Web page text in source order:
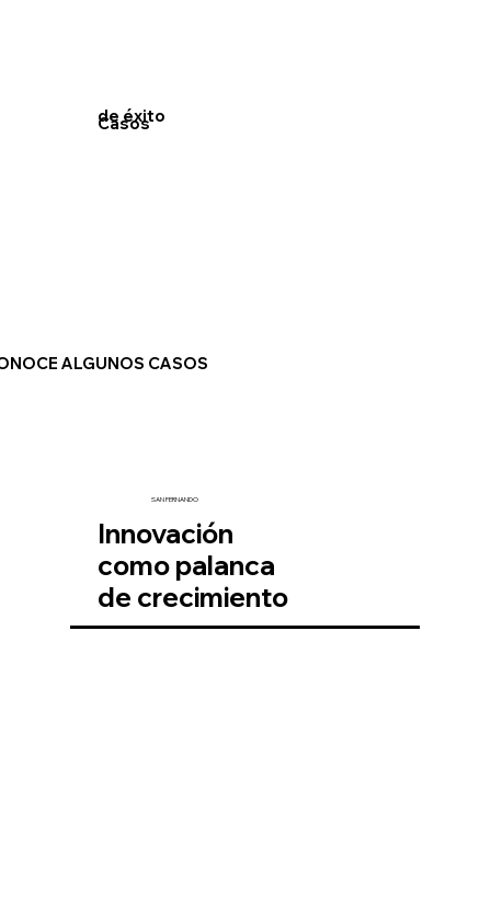
ALGUNOS CASOS
Casos
de éxito
SAN FERNANDO
Innovación
como palanca
de crecimiento